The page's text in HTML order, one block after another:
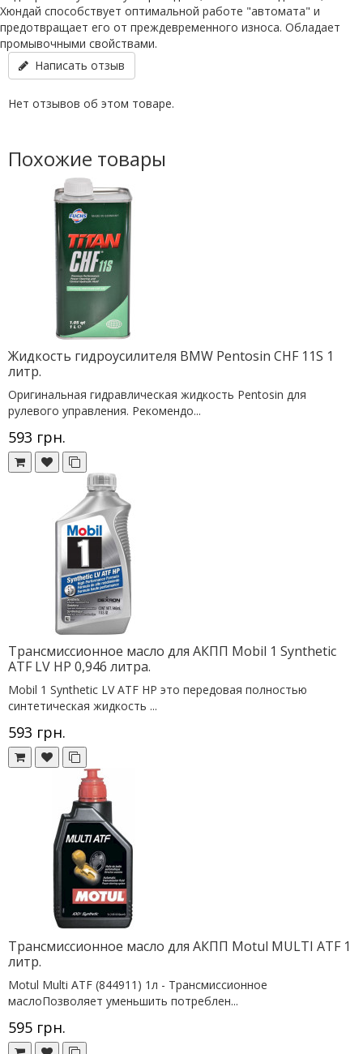
Хюндай способствует оптимальной работе "автомата" и
предотвращает его от преждевременного износа. Обладает
промывочными свойствами.
Написать отзыв
Нет отзывов об этом товаре.
Похожие товары
Жидкость гидроусилителя BMW Pentosin CHF 11S 1
литр.
Оригинальная гидравлическая жидкость Pentosin для
рулевого управления. Рекомендо...
593 грн.
Трансмиссионное масло для АКПП Mobil 1 Synthetic
ATF LV HP 0,946 литра.
Mobil 1 Synthetic LV ATF HP это передовая полностью
синтетическая жидкость ...
593 грн.
Трансмиссионное масло для АКПП Motul MULTI ATF 1
литр.
Motul Multi ATF (844911) 1л - Трансмиссионное
маслоПозволяет уменьшить потреблен...
595 грн.